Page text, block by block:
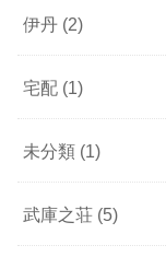
伊丹 (2)
宅配 (1)
未分類 (1)
武庫之荘 (5)